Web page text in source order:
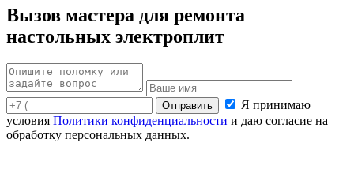
Вызов мастера для ремонта
настольных электроплит
Я принимаю
условия Политики конфиденциальности и даю согласие на
обработку персональных данных.